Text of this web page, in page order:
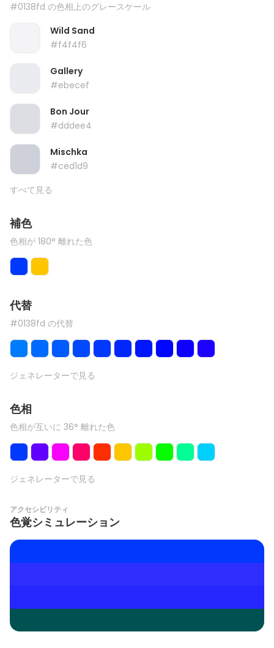
#0138fd の色相上のグレースケール
Wild Sand
#f4f4f6
Gallery
#ebecef
Bon Jour
#dddee4
Mischka
#ced1d9
すべて見る
補色
色相が 180° 離れた色
代替
#0138fd の代替
ジェネレーターで見る
色相
色相が互いに 36° 離れた色
ジェネレーターで見る
アクセシビリティ
色覚シミュレーション